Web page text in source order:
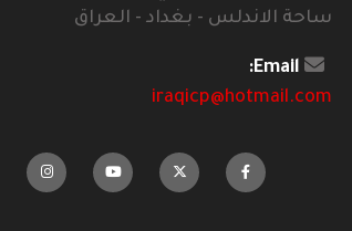
ساحة الاندلس - بغداد - العراق
Email:
iraqicp@hotmail.com